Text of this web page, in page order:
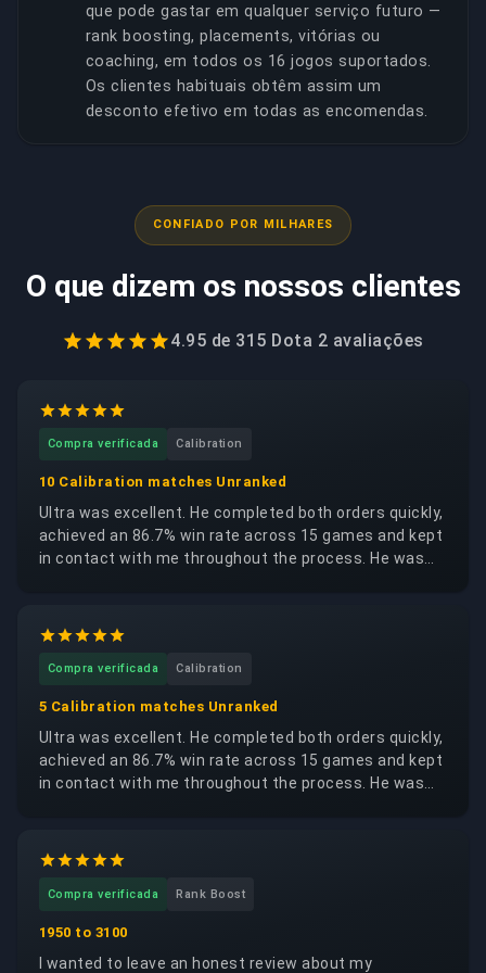
que pode gastar em qualquer serviço futuro —
rank boosting, placements, vitórias ou
coaching, em todos os 16 jogos suportados.
Os clientes habituais obtêm assim um
desconto efetivo em todas as encomendas.
CONFIADO POR MILHARES
O que dizem os nossos clientes
4.95 de 315 Dota 2 avaliações
Compra verificada Calibration
10 Calibration matches Unranked
Ultra was excellent. He completed both orders quickly,
achieved an 86.7% win rate across 15 games and kept
in contact with me throughout the process. He was
Compra verificada Calibration
5 Calibration matches Unranked
Ultra was excellent. He completed both orders quickly,
achieved an 86.7% win rate across 15 games and kept
in contact with me throughout the process. He was
Compra verificada Rank Boost
1950 to 3100
I wanted to leave an honest review about my